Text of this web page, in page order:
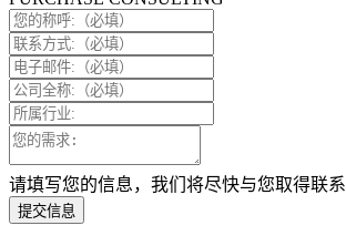
请填写您的信息，我们将尽快与您取得联系
提交信息